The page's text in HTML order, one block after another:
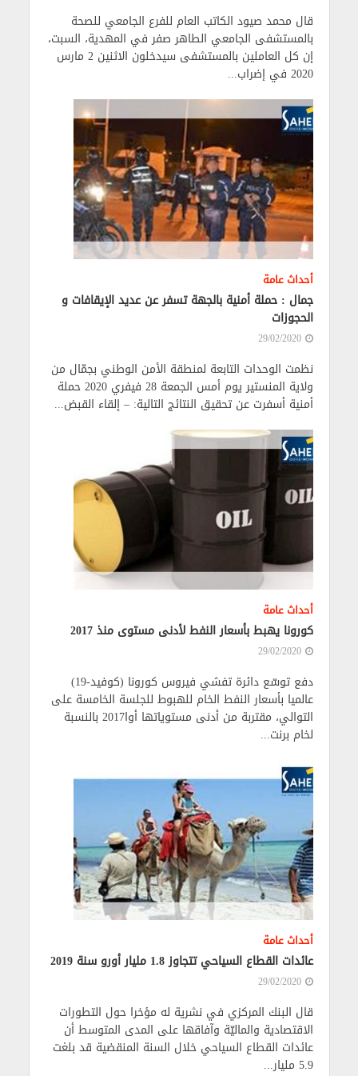
قال محمد صيود الكاتب العام للفرع الجامعي للصحة
بالمستشفى الجامعي الطاهر صفر في المهدية، السبت،
إن كل العاملين بالمستشفى سيدخلون الاثنين 2 مارس
2020 في إضراب...
أحداث عامة
جمال : حملة أمنية بالجهة تسفر عن عديد الإيقافات و
الحجوزات
29/02/2020
نظمت الوحدات التابعة لمنطقة الأمن الوطني بجمّال من
ولاية المنستير يوم أمس الجمعة 28 فيفري 2020 حملة
أمنية أسفرت عن تحقيق النتائج التالية: – إلقاء القبض...
أحداث عامة
كورونا يهبط بأسعار النفط لأدنى مستوى منذ 2017
29/02/2020
دفع توسّع دائرة تفشي فيروس كورونا (كوفيد-19)
عالميا بأسعار النفط الخام للهبوط للجلسة الخامسة على
التوالي، مقتربة من أدنى مستوياتها أوا2017 بالنسبة
لخام برنت...
أحداث عامة
عائدات القطاع السياحي تتجاوز 1.8 مليار أورو سنة 2019
29/02/2020
قال البنك المركزي في نشرية له مؤخرا حول التطورات
الاقتصادية والماليّة وآفاقها على المدى المتوسط أن
عائدات القطاع السياحي خلال السنة المنقضية قد بلغت
5.9 مليار...